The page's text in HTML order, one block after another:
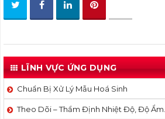
LĨNH VỰC ỨNG DỤNG
Chuẩn Bị Xử Lý Mẫu Hoá Sinh
Theo Dõi – Thẩm Định Nhiệt Độ, Độ Ẩm…